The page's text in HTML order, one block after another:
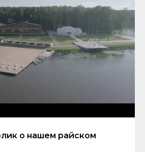
о нашем райском